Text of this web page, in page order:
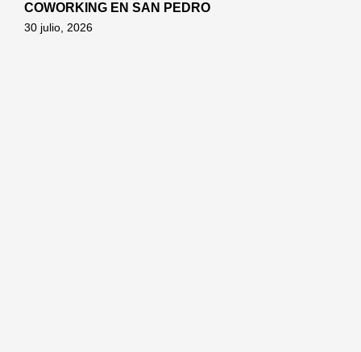
COWORKING EN SAN PEDRO
30 julio, 2026